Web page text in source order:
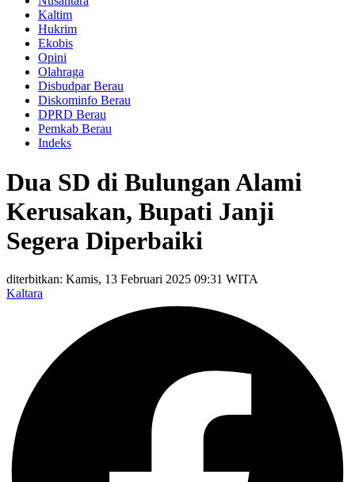
Kaltim
Hukrim
Ekobis
Opini
Olahraga
Disbudpar Berau
Diskominfo Berau
DPRD Berau
Pemkab Berau
Indeks
Dua SD di Bulungan Alami
Kerusakan, Bupati Janji
Segera Diperbaiki
diterbitkan: Kamis, 13 Februari 2025 09:31 WITA
Kaltara